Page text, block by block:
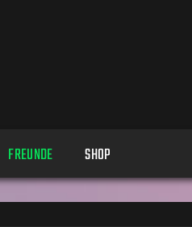
FREUNDE SHOP